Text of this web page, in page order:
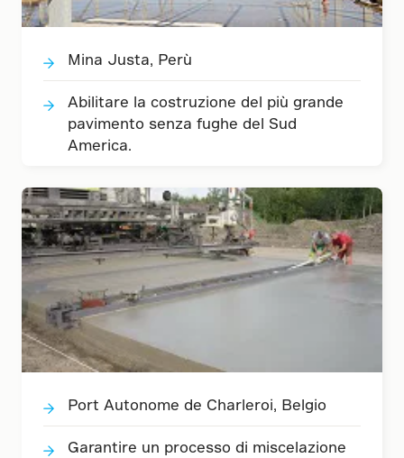
Mina Justa, Perù
Abilitare la costruzione del più grande
pavimento senza fughe del Sud
America.
Port Autonome de Charleroi, Belgio
Garantire un processo di miscelazione